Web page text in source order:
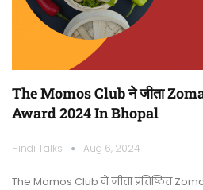
The Momos Club ने जीता
Award 2024 In Bhopal
Hindi Talks Aug 6, 2024
The Momos Club ने जीता प्रतिष्ठित